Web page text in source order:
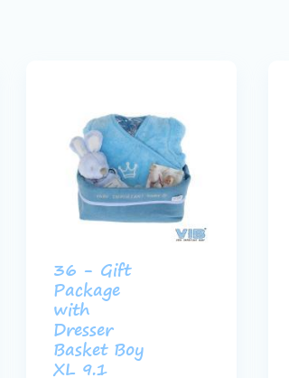
36 - Gift
Package
with
Dresser
Basket Boy
XL 9.1